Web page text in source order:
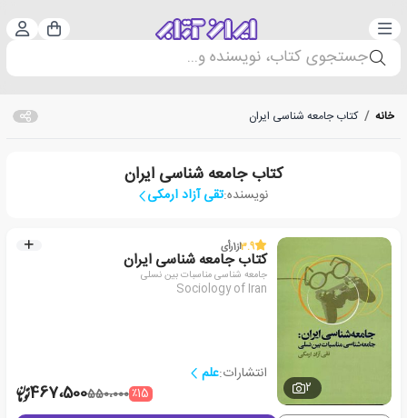
دسته‌بندی سبد
جستجوی کتاب، نویسنده و...
خانه / کتاب جامعه شناسی ایران
کتاب جامعه شناسی ایران
نویسنده:تقی آزاد ارمکی
2
3.9از1رأی
کتاب جامعه شناسی ایران
جامعه شناسی مناسبات بین نسلی
Sociology of Iran
انتشارات:علم
٪15550،000467،500